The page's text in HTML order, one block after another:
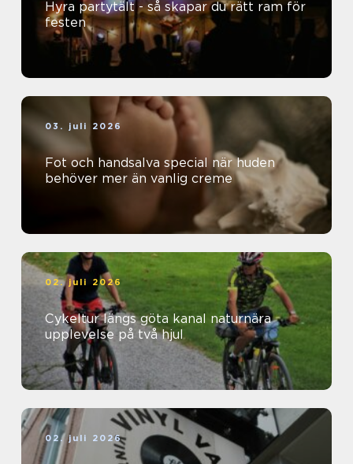
Hyra partytält - så skapar du rätt ram för
festen
03. juli 2026
Fot och handsalva special när huden
behöver mer än vanlig creme
02. juli 2026
Cykeltur längs göta kanal naturnära
upplevelse på två hjul
02. juli 2026